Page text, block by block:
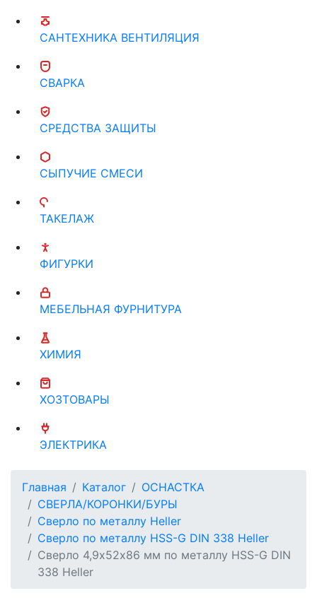
САНТЕХНИКА ВЕНТИЛЯЦИЯ
СВАРКА
СРЕДСТВА ЗАЩИТЫ
СЫПУЧИЕ СМЕСИ
ТАКЕЛАЖ
ФИГУРКИ
МЕБЕЛЬНАЯ ФУРНИТУРА
ХИМИЯ
ХОЗТОВАРЫ
ЭЛЕКТРИКА
Главная Каталог
ОСНАСТКА
СВЕРЛА/КОРОНКИ/БУРЫ
Сверло по металлу Heller
Сверло по металлу HSS-G DIN 338 Heller
Сверло 4,9х52х86 мм по металлу HSS-G DIN
338 Heller